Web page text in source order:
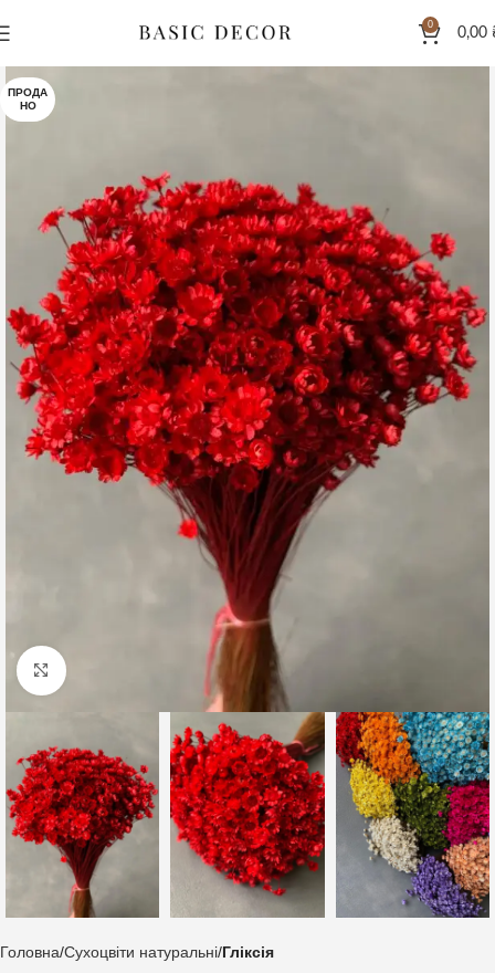
0
0,00
ПРОДА
НО
Клацніть, щоб збільшити
Головна Сухоцвіти натуральні Гліксія